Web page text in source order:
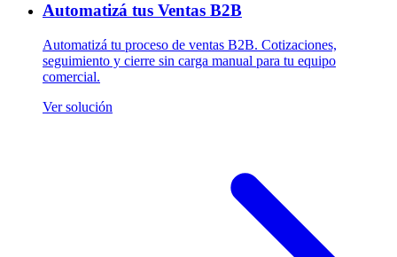
Automatizá tus Ventas B2B
Automatizá tu proceso de ventas B2B. Cotizaciones,
seguimiento y cierre sin carga manual para tu equipo
comercial.
Ver solución